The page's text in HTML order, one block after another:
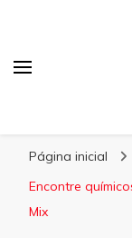
Página inicial
Encontre
Mix